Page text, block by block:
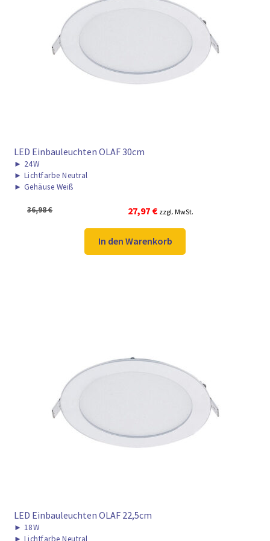
► VERSANDARTEN
LED Einbauleuchten OLAF 30cm
► 24W
► Lichtfarbe Neutral
► Gehäuse Weiß
36,98€
Ursprünglicher
war:
36,98 €
27,97 €Aktueller
ist:
27,97 €.
zzgl. MwSt.
In den Warenkorb
LED Einbauleuchten OLAF 22,5cm
► 18W
► Lichtfarbe Neutral